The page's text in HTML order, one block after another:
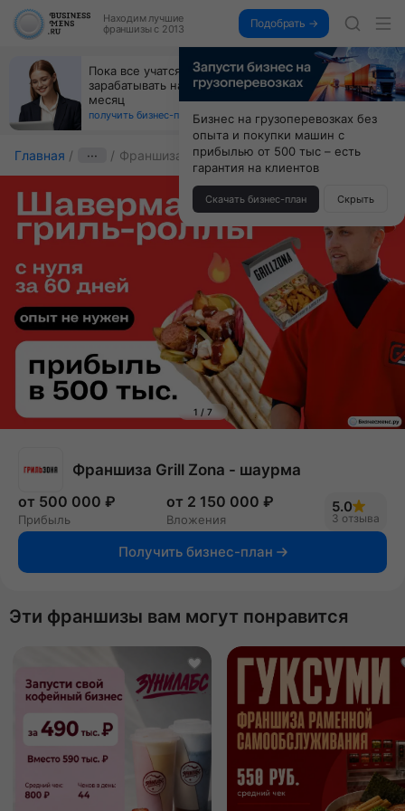
Находим лучшие
франшизы с 2013
Подобрать →
Открой студию, где не колют и не режут,
а делают массаж лица руками и в первый же год
получи 4.5 млн
получить бизнес-план ↓
Главная ··· Франшиза Grill Zona
1 / 7
Франшиза Grill Zona - шаурма
от 500 000 ₽
Прибыль
от 2 150 000 ₽
Вложения
5.0
3 отзыва
Получить бизнес-план
Эти франшизы вам могут понравится
Бизнес на грузоперевозках без
опыта и покупки машин с
прибылью от 500 тыс – есть
гарантия на клиентов
Скачать бизнес-план Скрыть